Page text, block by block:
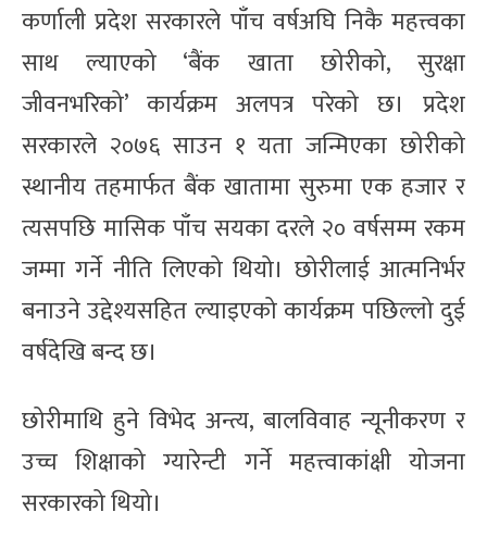
कर्णाली प्रदेश सरकारले पाँच वर्षअघि निकै महत्त्वका
साथ ल्याएको ‘बैंक खाता छोरीको, सुरक्षा
जीवनभरिको’ कार्यक्रम अलपत्र परेको छ। प्रदेश
सरकारले २०७६ साउन १ यता जन्मिएका छोरीको
स्थानीय तहमार्फत बैंक खातामा सुरुमा एक हजार र
त्यसपछि मासिक पाँच सयका दरले २० वर्षसम्म रकम
जम्मा गर्ने नीति लिएको थियो। छोरीलाई आत्मनिर्भर
बनाउने उद्देश्यसहित ल्याइएको कार्यक्रम पछिल्लो दुई
वर्षदेखि बन्द छ।
छोरीमाथि हुने विभेद अन्त्य, बालविवाह न्यूनीकरण र
उच्च शिक्षाको ग्यारेन्टी गर्ने महत्त्वाकांक्षी योजना
सरकारको थियो।